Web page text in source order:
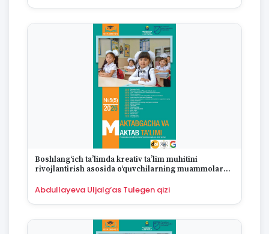
Boshlang‘ich ta’limda kreativ ta’lim muhitini
rivojlantirish asosida o‘quvchilarning muammolarni
Abdullayeva Uljalg‘as Tulegen qizi